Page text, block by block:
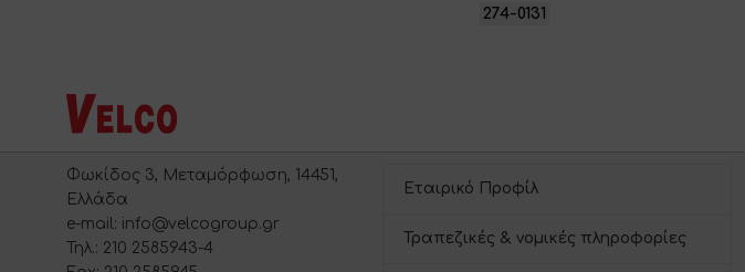
274-0131
Φωκίδος 3, Μεταμόρφωση, 14451,
Ελλάδα
e-mail: info@velcogroup.gr
Τηλ.: 210 2585943-4
Εταιρικό Προφίλ
Τραπεζικές & νομικές πληροφορίες